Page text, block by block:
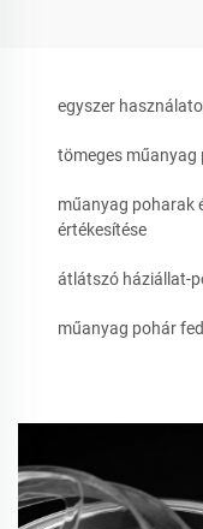
egyszer
tömeges műanyag
műanyag poharak
értékesítése
átlátszó háziállat-
műanyag pohár